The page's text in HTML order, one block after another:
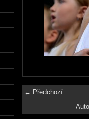
← Předchozí